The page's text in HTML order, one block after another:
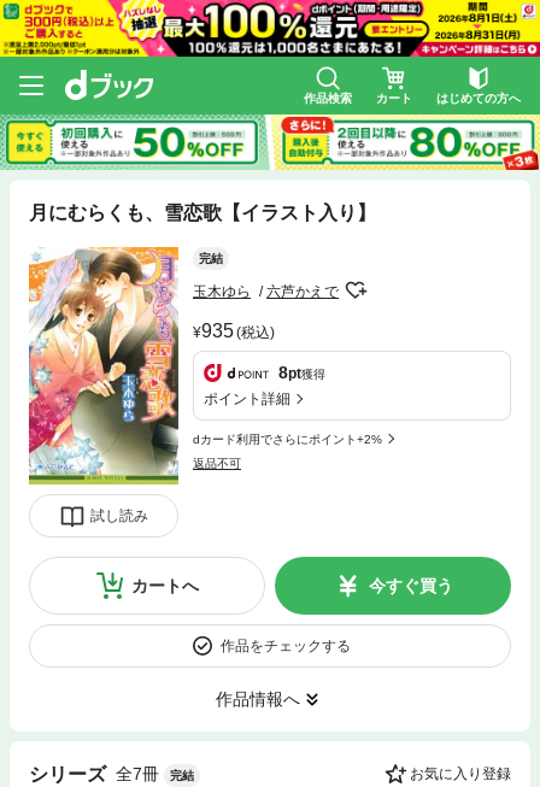
作品検索 カート はじめての方へ
月にむらくも、雪恋歌【イラスト入り】
試し読み
完結
玉木ゆら 六芦かえで
935(税込)
8pt獲得
ポイント詳細
dカード利用でさらにポイント+2%
返品不可
カートへ 今すぐ買う
作品をチェックする
作品情報へ
シリーズ 全7冊 完結 お気に入り登録